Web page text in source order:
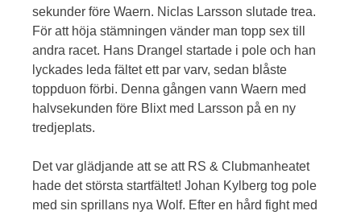
sekunder före Waern. Niclas Larsson slutade trea.
För att höja stämningen vänder man topp sex till
andra racet. Hans Drangel startade i pole och han
lyckades leda fältet ett par varv, sedan blåste
toppduon förbi. Denna gången vann Waern med
halvsekunden före Blixt med Larsson på en ny
tredjeplats.
Det var glädjande att se att RS & Clubmanheatet
hade det största startfältet! Johan Kylberg tog pole
med sin sprillans nya Wolf. Efter en hård fight med